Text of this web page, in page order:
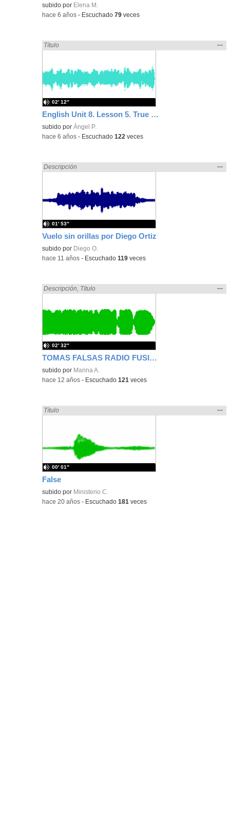
subido por Elena M.
-hace 6 años - Escuchado79 veces
English Unit 8. Lesson 5. True or False.
Encontrado «falsa» en:
Título
la
…
subido porÁngel P.
02′ 12″
-hace 6 años - Escuchado122 veces
Vuelo sin orillas por Diego Ortiz
Encontrado «falsa» en:
Descripción
la
…
subido por Diego O.
01′ 53″
-hace 11 años - Escuchado119 veces
TOMAS FALSAS RADIO FUSIÓN VALLECAS I
Encontrado «falsa» en:
Descripción Título
la
…
subido por Marina A.
02′ 32″
-hace 12 años - Escuchado121 veces
False
Encontrado «falsa» en:
Título
la
…
subido por Ministerio C.
00′ 01″
-hace 20 años - Escuchado181 veces